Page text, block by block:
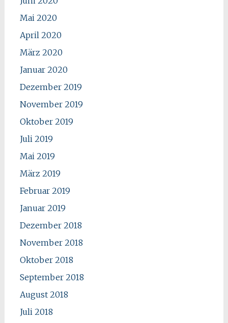
Mai 2020
April 2020
März 2020
Januar 2020
Dezember 2019
November 2019
Oktober 2019
Juli 2019
Mai 2019
März 2019
Februar 2019
Januar 2019
Dezember 2018
November 2018
Oktober 2018
September 2018
August 2018
Juli 2018